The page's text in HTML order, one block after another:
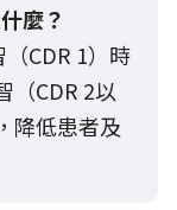
麼？
CDR 1）時
（CDR 2以
降低患者及